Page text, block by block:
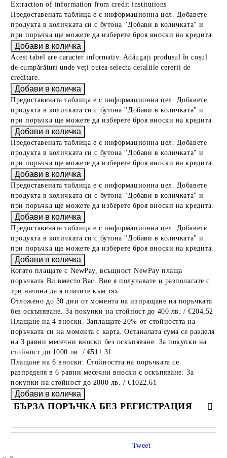
Extraction of information from credit institutions
Предоставената таблица е с информационна цел. Добавете
продукта в количката си с бутона "Добави в количката" и
при поръчка ще можете да изберете броя вноски на кредита.
Acest tabel are caracter informativ. Adăugați produsul în coșul
de cumpărături unde veți putea selecta detaliile cererii de
creditare.
Предоставената таблица е с информационна цел. Добавете
продукта в количката си с бутона "Добави в количката" и
при поръчка ще можете да изберете броя вноски на кредита.
Предоставената таблица е с информационна цел. Добавете
продукта в количката си с бутона "Добави в количката" и
при поръчка ще можете да изберете броя вноски на кредита.
Предоставената таблица е с информационна цел. Добавете
продукта в количката си с бутона "Добави в количката" и
при поръчка ще можете да изберете броя вноски на кредита.
Предоставената таблица е с информационна цел. Добавете
продукта в количката си с бутона "Добави в количката" и
при поръчка ще можете да изберете броя вноски на кредита.
Когато плащате с NewPay, всъщност NewPay плаща
поръчката Ви вместо Вас. Вие я получавате и разполагате с
три начина да я платите към тях:
Отложено до 30 дни от момента на изпращане на поръчката
без оскъпяване. За покупки на стойност до 400 лв. / €204,52
Плащане на 4 вноски. Заплащате 20% от стойността на
поръчката си на момента с карта. Останалата сума се разделя
на 3 равни месечни вноски без оскъпяване. За покупки на
стойност до 1000 лв. / €511.31
Плащане на 6 вноски. Стойността на поръчката се
разпределя в 6 равни месечни вноски с оскъпяване. За
покупки на стойност до 2000 лв. / €1022.61
БЪРЗА ПОРЪЧКА БЕЗ РЕГИСТРАЦИЯ
САМО ПОПЪЛНЕТЕ 4 ПОЛЕТА
Tweet